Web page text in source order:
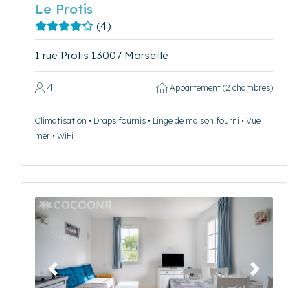
Le Protis
(4)
1 rue Protis 13007 Marseille
4 Appartement (2 chambres)
Climatisation • Draps fournis • Linge de maison fourni • Vue
mer • WiFi
Précédent Suivant